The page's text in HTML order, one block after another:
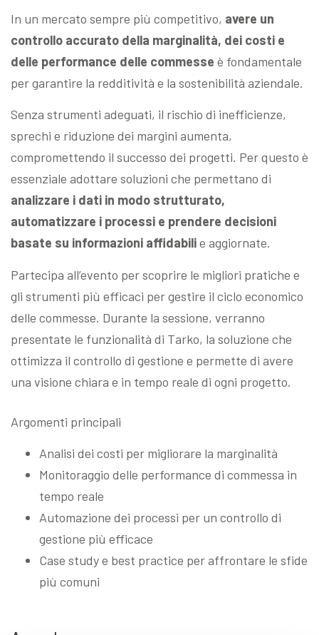
In un mercato sempre più competitivo, avere un
controllo accurato della marginalità, dei costi e
delle performance delle commesse è fondamentale
per garantire la redditività e la sostenibilità aziendale.
Senza strumenti adeguati, il rischio di inefficienze,
sprechi e riduzione dei margini aumenta,
compromettendo il successo dei progetti. Per questo è
essenziale adottare soluzioni che permettano di
analizzare i dati in modo strutturato,
automatizzare i processi e prendere decisioni
basate su informazioni affidabilie aggiornate.
Partecipa all’evento per scoprire le migliori pratiche e
gli strumenti più efficaci per gestire il ciclo economico
delle commesse. Durante la sessione, verranno
presentate le funzionalità di Tarko, la soluzione che
ottimizza il controllo di gestione e permette di avere
una visione chiara e in tempo reale di ogni progetto.
Argomenti principali
Analisi dei costi per migliorare la marginalità
Monitoraggio delle performance di commessa in
tempo reale
Automazione dei processi per un controllo di
gestione più efficace
Case study e best practice per affrontare le sfide
più comuni